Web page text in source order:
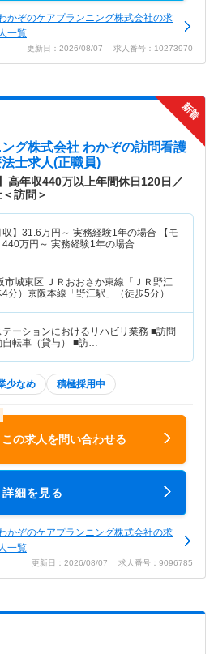
かぞのケアプランニング株式会社の求
人一覧
更新日：2026/08/07 求人番号：10273970
グ株式会社 わかぞの訪問看護
士求人(正職員)
高年収440万以上年間休日120日／
訪問＞
】 31.6万円～ 実務経験1年の場合 【モ
440万円～ 実務経験1年の場合
市城東区 ＪＲおおさか東線「ＪＲ野江
分）京阪本線「野江駅」（徒歩5分）
ーションにおけるリハビリ業務 ■訪問
自転車（貸与） ■訪…
少なめ 積極採用中
この求人を問い合わせる
詳細を見る
かぞのケアプランニング株式会社の求
人一覧
更新日：2026/08/07 求人番号：9096785